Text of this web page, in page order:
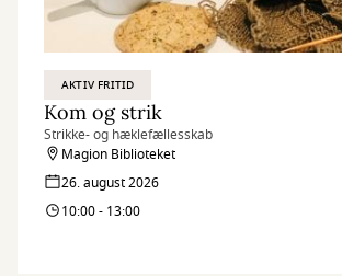
AKTIV FRITID
Kom og strik
Strikke- og hæklefællesskab
Magion Biblioteket
26. august 2026
10:00 - 13:00